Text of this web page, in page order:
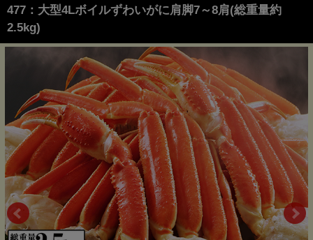
477：大型4Lボイルずわいがに肩脚7～8肩(総重量約
2.5kg)